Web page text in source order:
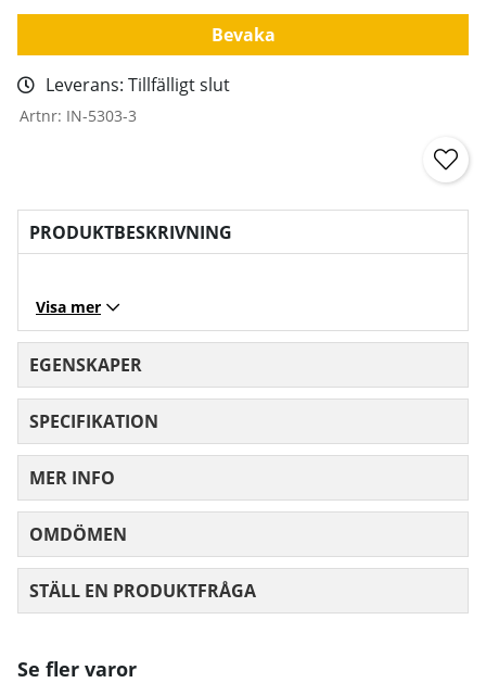
Bevaka
Leverans: Tillfälligt slut
Artnr: IN-5303-3
PRODUKTBESKRIVNING
Visa mer
EGENSKAPER
SPECIFIKATION
MER INFO
OMDÖMEN
STÄLL EN PRODUKTFRÅGA
Se fler varor